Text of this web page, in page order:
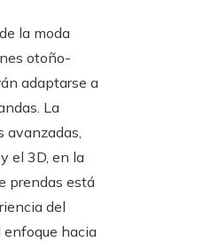
la moda
otoño-
adaptarse a
La
avanzadas,
el 3D, en la
prendas está
del
enfoque hacia